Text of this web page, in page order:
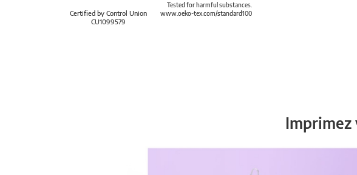
Certified by Control Union
CU1099579
Tested for harmful substances.
www.oeko-tex.com/standard100